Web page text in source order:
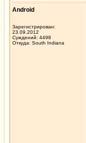
Android
Зарегистрирован:
23.09.2012
Суждений: 4498
Откуда: South Indiana